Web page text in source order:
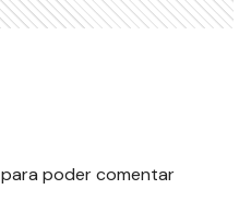
para poder comentar